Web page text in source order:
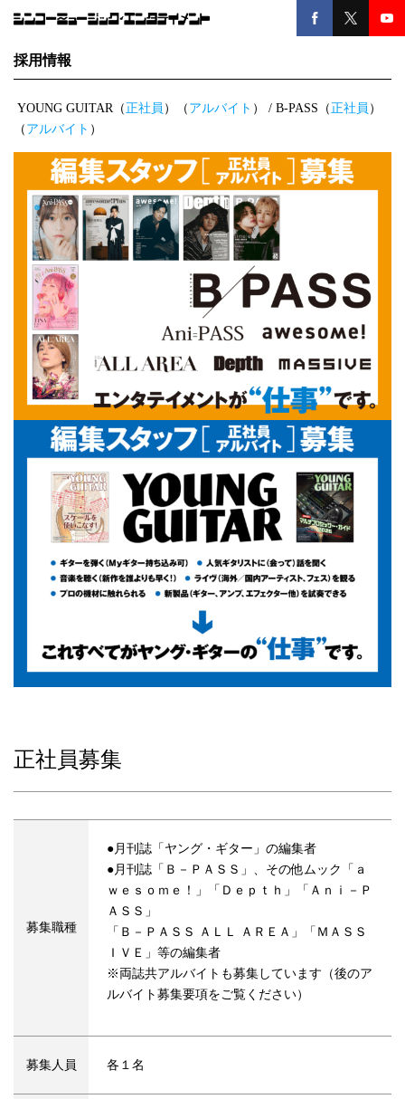
採用情報
YOUNG GUITAR（ 正社員 ）（ アルバイト ） / B-PASS（ 正社員 ）
（ アルバイト ）
正社員募集
募集職種
●月刊誌「ヤング・ギター」の編集者
●月刊誌「Ｂ－ＰＡＳＳ」、その他ムック「ａ
ｗｅｓｏｍｅ！」「Ｄｅｐｔｈ」「Ａｎｉ－Ｐ
ＡＳＳ」
「Ｂ－ＰＡＳＳ ＡＬＬ ＡＲＥＡ」「ＭＡＳＳ
ＩＶＥ」等の編集者
※両誌共アルバイトも募集しています（後のア
ルバイト募集要項をご覧ください）
募集人員 各１名